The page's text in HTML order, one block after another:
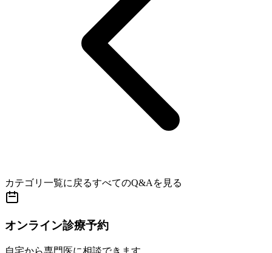
カテゴリ一覧に戻るすべてのQ&Aを見る
オンライン診療予約
自宅から専門医に相談できます